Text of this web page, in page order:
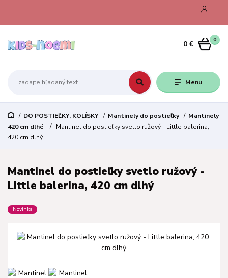
Menu
0
0 €
DO POSTIEĽKY, KOLÍSKY Mantinely do postieľky
Mantinely
420 cm dlhé
Mantinel do postieľky svetlo ružový - Little balerina,
420 cm dlhý
Mantinel do postieľky svetlo ružový -
Little balerina, 420 cm dlhý
Novinka